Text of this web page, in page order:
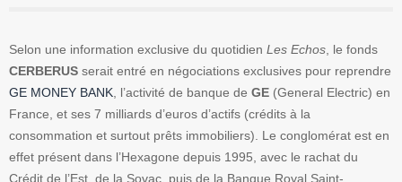
Selon une information exclusive du quotidien Les Echos, le fonds
CERBERUS serait entré en négociations exclusives pour reprendre
GE MONEY BANK, l’activité de banque de GE (General Electric) en
France, et ses 7 milliards d’euros d’actifs (crédits à la
consommation et surtout prêts immobiliers). Le conglomérat est en
effet présent dans l’Hexagone depuis 1995, avec le rachat du
Crédit de l’Est, de la Sovac, puis de la Banque Royal Saint-